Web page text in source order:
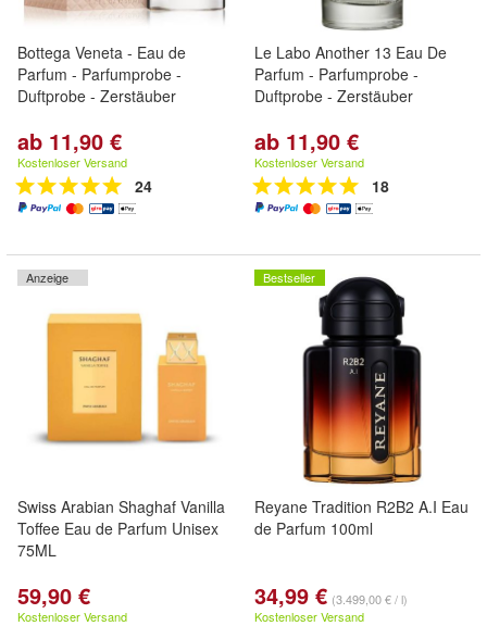
Bottega Veneta - Eau de
Parfum - Parfumprobe -
Duftprobe - Zerstäuber
ab 11,90 €
Kostenloser Versand
24
Le Labo Another 13 Eau De
Parfum - Parfumprobe -
Duftprobe - Zerstäuber
ab 11,90 €
Kostenloser Versand
18
Anzeige
Swiss Arabian Shaghaf Vanilla
Toffee Eau de Parfum Unisex
75ML
59,90 €
Kostenloser Versand
Bestseller
Reyane Tradition R2B2 A.I Eau
de Parfum 100ml
34,99 € (3.499,00 € / l)
Kostenloser Versand